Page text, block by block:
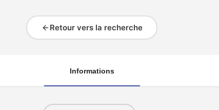
Retour vers la recherche
Informations